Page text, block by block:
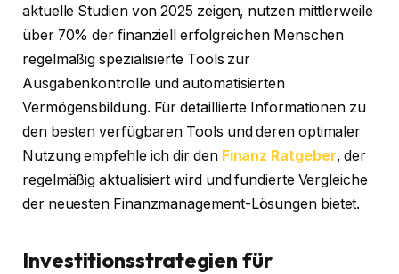
aktuelle Studien von 2025 zeigen, nutzen mittlerweile
über 70% der finanziell erfolgreichen Menschen
regelmäßig spezialisierte Tools zur
Ausgabenkontrolle und automatisierten
Vermögensbildung. Für detaillierte Informationen zu
den besten verfügbaren Tools und deren optimaler
Nutzung empfehle ich dir den Finanz Ratgeber, der
regelmäßig aktualisiert wird und fundierte Vergleiche
der neuesten Finanzmanagement-Lösungen bietet.
Investitionsstrategien für